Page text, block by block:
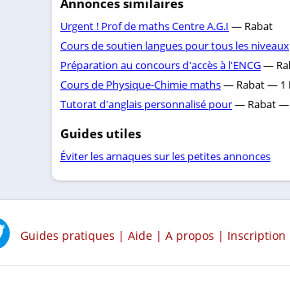
Annonces similaires
Urgent ! Prof de maths Centre A.G.I — Rabat
Cours de soutien langues pour tous les niveaux
Préparation au concours d'accès à l'ENCG—
Cours de Physique-Chimie maths— Rabat — 1
Tutorat d'anglais personnalisé pour— Rabat —
Guides utiles
Éviter les arnaques sur les petites annonces
Guides pratiques | Aide | A propos | Inscription